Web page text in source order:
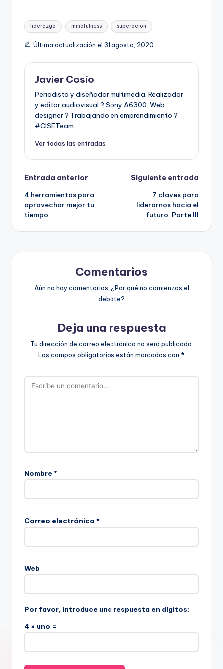
Etiquetas:
liderazgo mindfulness superacion
Última actualización el 31 agosto, 2020
Javier Cosío
Periodista y diseñador multimedia. Realizador
y editor audiovisual ? Sony A6300. Web
designer ? Trabajando en emprendimiento ?
#CISETeam
Ver todas las entradas
Navegación
de
entradas
Entrada anterior
4 herramientas para
aprovechar mejor tu
tiempo
Siguiente entrada
7 claves para
liderarnos hacia el
futuro. Parte III
Comentarios
Aún no hay comentarios. ¿Por qué no comienzas el
debate?
Deja una respuesta
Tu dirección de correo electrónico no será publicada.
Los campos obligatorios están marcados con *
Nombre *
Correo electrónico *
Web
Por favor, introduce una respuesta en dígitos:
4 × uno =